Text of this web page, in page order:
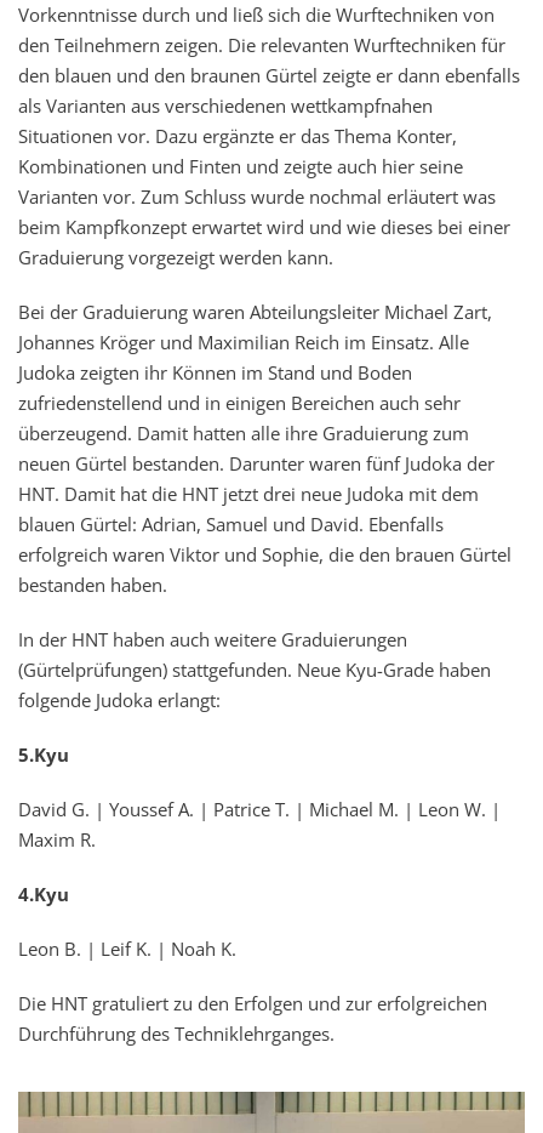
Vorkenntnisse durch und ließ sich die Wurftechniken von
den Teilnehmern zeigen. Die relevanten Wurftechniken für
den blauen und den braunen Gürtel zeigte er dann ebenfalls
als Varianten aus verschiedenen wettkampfnahen
Situationen vor. Dazu ergänzte er das Thema Konter,
Kombinationen und Finten und zeigte auch hier seine
Varianten vor. Zum Schluss wurde nochmal erläutert was
beim Kampfkonzept erwartet wird und wie dieses bei einer
Graduierung vorgezeigt werden kann.
Bei der Graduierung waren Abteilungsleiter Michael Zart,
Johannes Kröger und Maximilian Reich im Einsatz. Alle
Judoka zeigten ihr Können im Stand und Boden
zufriedenstellend und in einigen Bereichen auch sehr
überzeugend. Damit hatten alle ihre Graduierung zum
neuen Gürtel bestanden. Darunter waren fünf Judoka der
HNT. Damit hat die HNT jetzt drei neue Judoka mit dem
blauen Gürtel: Adrian, Samuel und David. Ebenfalls
erfolgreich waren Viktor und Sophie, die den brauen Gürtel
bestanden haben.
In der HNT haben auch weitere Graduierungen
(Gürtelprüfungen) stattgefunden. Neue Kyu-Grade haben
folgende Judoka erlangt:
5.Kyu
David G. | Youssef A. | Patrice T. | Michael M. | Leon W. |
Maxim R.
4.Kyu
Leon B. | Leif K. | Noah K.
Die HNT gratuliert zu den Erfolgen und zur erfolgreichen
Durchführung des Techniklehrganges.